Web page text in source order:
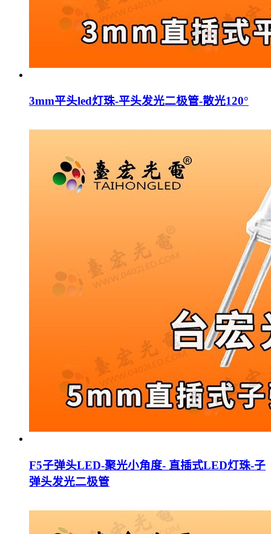
3mm平头led灯珠-平头发光二极管-散光120°
F5子弹头LED-聚光小角度- 直插式LED灯珠-子
弹头发光二极管